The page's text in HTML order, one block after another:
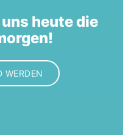
heute die
WERDEN